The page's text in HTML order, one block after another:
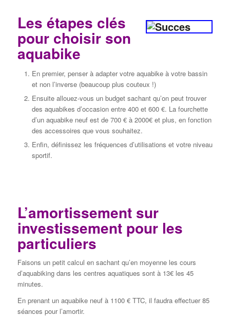
Les étapes clés
pour choisir son
aquabike
En premier, penser à adapter votre aquabike à votre bassin
et non l’inverse (beaucoup plus couteux !)
Ensuite allouez-vous un budget sachant qu’on peut trouver
des aquabikes d’occasion entre 400 et 600 €. La fourchette
d’un aquabike neuf est de 700 € à 2000€ et plus, en fonction
des accessoires que vous souhaitez.
Enfin, définissez les fréquences d’utilisations et votre niveau
sportif.
L’amortissement sur
investissement pour les
particuliers
Faisons un petit calcul en sachant qu’en moyenne les cours
d’aquabiking dans les centres aquatiques sont à 13€ les 45
minutes.
En prenant un aquabike neuf à 1100 € TTC, il faudra effectuer 85
séances pour l’amortir.